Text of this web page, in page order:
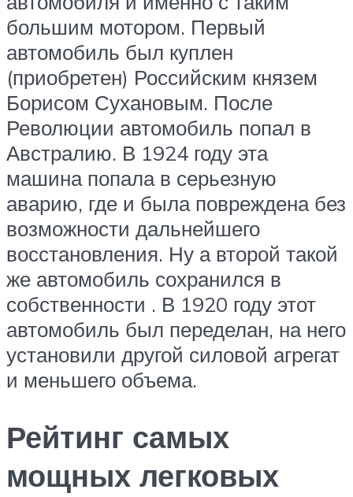
большим мотором. Первый
автомобиль был куплен
(приобретен) Российским князем
Борисом Сухановым. После
Революции автомобиль попал в
Австралию. В 1924 году эта
машина попала в серьезную
аварию, где и была повреждена без
возможности дальнейшего
восстановления. Ну а второй такой
же автомобиль сохранился в
собственности . В 1920 году этот
автомобиль был переделан, на него
установили другой силовой агрегат
и меньшего объема.
Рейтинг самых
мощных легковых